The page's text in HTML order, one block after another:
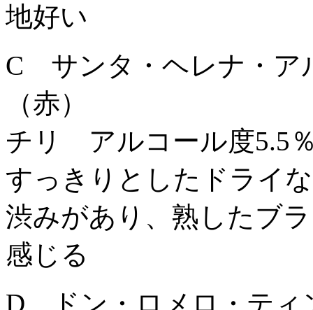
地好い
C サンタ・ヘレナ・ア
（赤）
チリ アルコール度
すっきりとしたドライ
渋みがあり、熟したブ
感じる
D ドン・ロメロ・ティ